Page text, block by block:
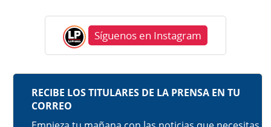
Síguenos en Instagram